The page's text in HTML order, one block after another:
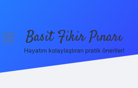
menüyüBasit Fikir Pınarı
Hayatını kolaylaştıran pratik öneriler!